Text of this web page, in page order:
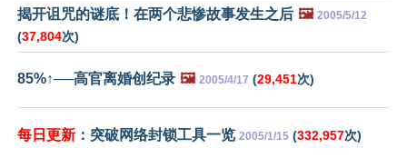
揭开诅咒的谜底！在两个悲惨故事发生之后 🖼️ 2005/5/12
(37,804次)
85%↑──高官离婚创纪录 🖼️ 2005/4/17 (29,451次)
每日更新 ：突破网络封锁工具一览 2005/1/15 (332,957次)